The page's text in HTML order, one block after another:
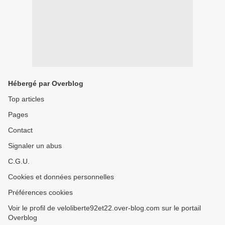
Hébergé par Overblog
Top articles
Pages
Contact
Signaler un abus
C.G.U.
Cookies et données personnelles
Préférences cookies
Voir le profil de veloliberte92et22.over-blog.com sur le portail
Overblog